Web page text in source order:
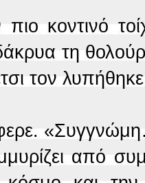
πιο κοντινό
τη
τον
από